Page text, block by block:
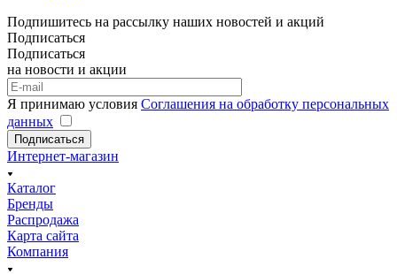
Подпишитесь на рассылку наших новостей и акций
Подписаться
Подписаться
на новости и акции
Я принимаю условия Соглашения на обработку персональных
данных
Подписаться
Интернет-магазин
Каталог
Бренды
Распродажа
Карта сайта
Компания